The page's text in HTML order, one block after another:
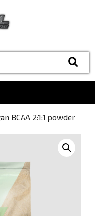
BCAA 2:1:1 powder